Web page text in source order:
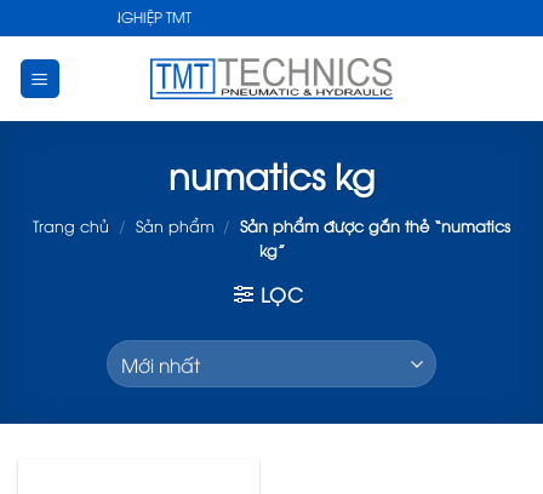
to
content
CÔNG NGHIỆP TMT
numatics kg
Trang chủ / Sản phẩm / Sản phẩm được gắn thẻ “numatics
kg”
LỌC